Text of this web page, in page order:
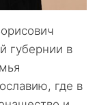
губернии в
где в